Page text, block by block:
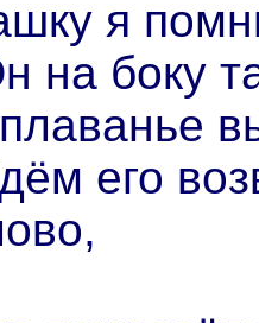
я
на боку
его